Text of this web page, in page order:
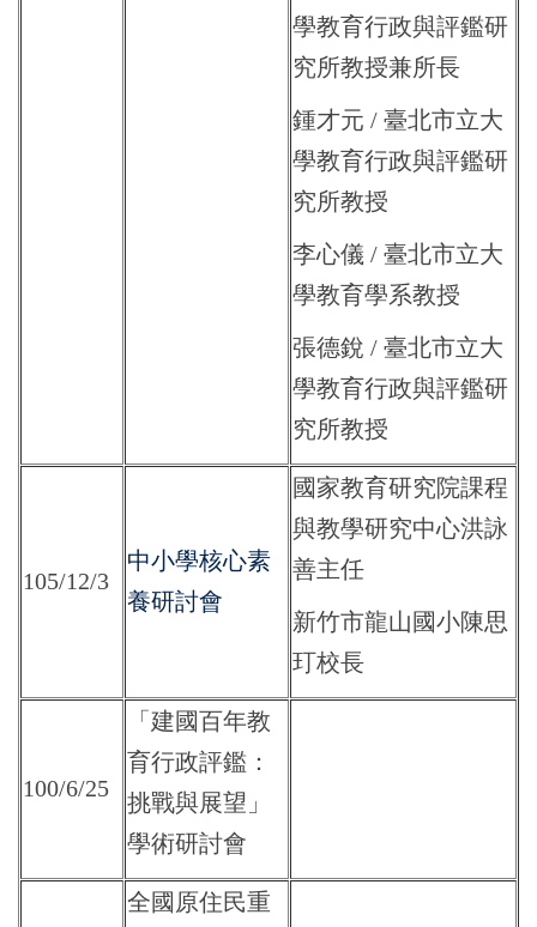
學教育行政與評鑑研
究所教授兼所長
鍾才元 / 臺北市立大
學教育行政與評鑑研
究所教授
李心儀 / 臺北市立大
學教育學系教授
張德銳 / 臺北市立大
學教育行政與評鑑研
究所教授
105/12/3
中小學核心素
養研討會
國家教育研究院課程
與教學研究中心洪詠
善主任
新竹市龍山國小陳思
玎校長
100/6/25
「建國百年教
育行政評鑑：
挑戰與展望」
學術研討會
全國原住民重